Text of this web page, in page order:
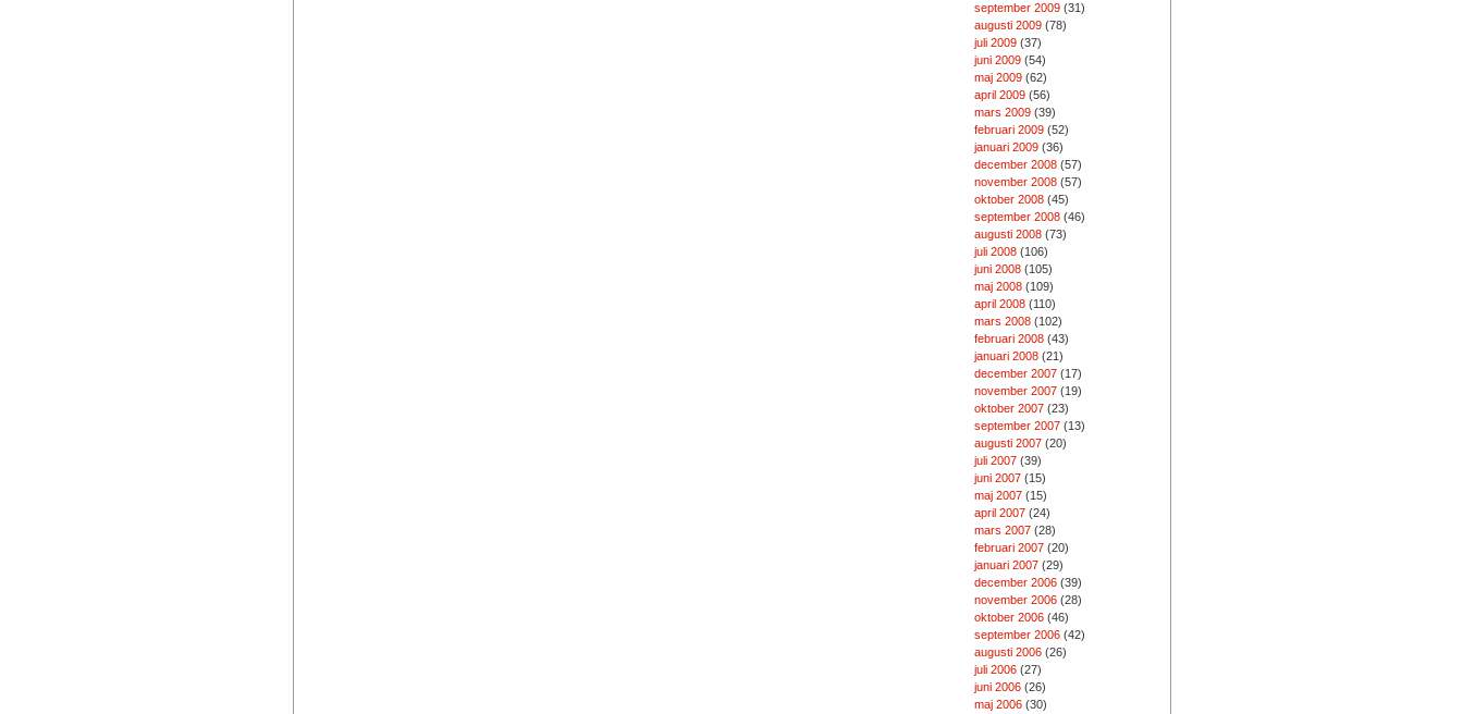
september 2009(31)
augusti 2009(78)
juli 2009(37)
juni 2009(54)
maj 2009(62)
april 2009(56)
mars 2009(39)
februari 2009(52)
januari 2009(36)
december 2008(57)
november 2008(57)
oktober 2008(45)
september 2008(46)
augusti 2008(73)
juli 2008(106)
juni 2008(105)
maj 2008(109)
april 2008(110)
mars 2008(102)
februari 2008(43)
januari 2008(21)
december 2007(17)
november 2007(19)
oktober 2007(23)
september 2007(13)
augusti 2007(20)
juli 2007(39)
juni 2007(15)
maj 2007(15)
april 2007(24)
mars 2007(28)
februari 2007(20)
januari 2007(29)
december 2006(39)
november 2006(28)
oktober 2006(46)
september 2006(42)
augusti 2006(26)
juli 2006(27)
juni 2006(26)
maj 2006(30)